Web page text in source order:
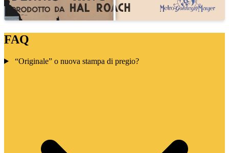
FAQ
“Originale” o nuova stampa di pregio?